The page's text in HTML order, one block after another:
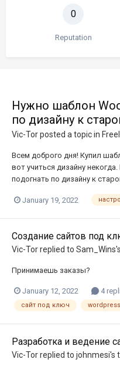
0
Reputation
Нужно шаблон
по дизайну к
Vic-Torposted a topic in
Всем доброго дня! Купил
вот учиться дизайну
подогнать по дизайну к
January 19, 2022
Создание сайтов под
Vic-Torreplied to Sam_Wins
Принимаешь заказы?
January 12, 2022 4
сайт под ключ wordpress
Разработка и ведение
Vic-Torreplied to johnmesi's